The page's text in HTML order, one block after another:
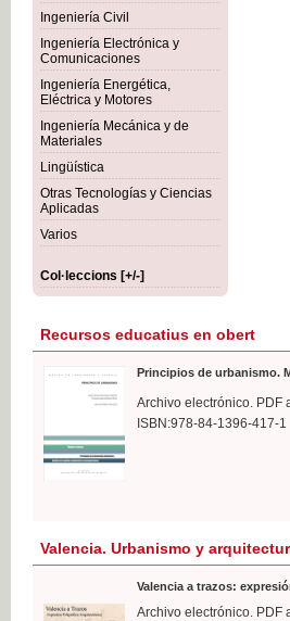
Ingeniería Civil
Ingeniería Electrónica y
Comunicaciones
Ingeniería Energética,
Eléctrica y Motores
Ingeniería Mecánica y de
Materiales
Lingüística
Otras Tecnologías y Ciencias
Aplicadas
Varios
Col·leccions [+/-]
Recursos educatius en obert
Principios de urbanismo.
Archivo electrónico. PDF
ISBN:978-84-1396-417-1
Valencia. Urbanismo y
Valencia a trazos:
Archivo electrónico. PDF